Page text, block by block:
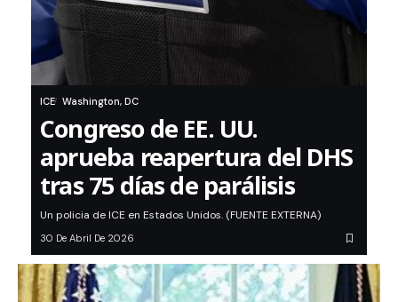
ICE Washington, DC
Congreso de EE. UU.
aprueba reapertura del DHS
tras 75 días de parálisis
Un policia de ICE en Estados Unidos. (FUENTE EXTERNA)
30 De Abril De 2026